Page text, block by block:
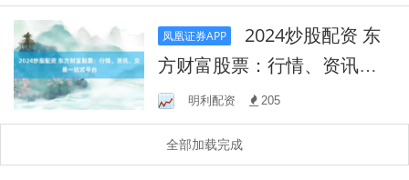
凤凰证券APP
方财富股票：行情、资讯、
交易一站式平台
明利配资 205
全部加载完成